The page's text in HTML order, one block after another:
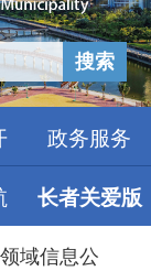
搜索
政务服务
长者关爱版
域信息公